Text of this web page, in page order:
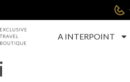
A INTERPOINT